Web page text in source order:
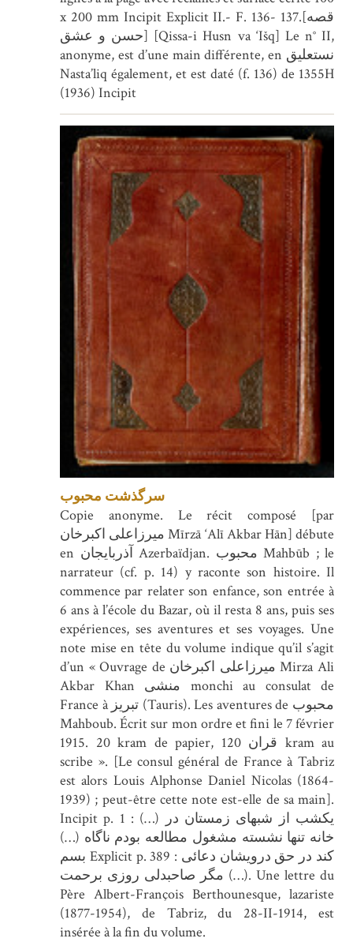
x 200 mm Incipit Explicit II.- F. 136- 137.[قصه
حسن و عشق] [Qissa-i Husn va ‘Išq] Le n° II,
anonyme, est d’une main différente, en نستعلیق
Nasta’liq également, et est daté (f. 136) de 1355H
(1936) Incipit
سرگذشت محبوب
Copie anonyme. Le récit composé [par
میرزاعلی اکبرخان Mīrzā ‘Alī Akbar Hān] débute
en آذربایجان Azerbaïdjan. محبوب Mahbūb ; le
narrateur (cf. p. 14) y raconte son histoire. Il
commence par relater son enfance, son entrée à
6 ans à l’école du Bazar, où il resta 8 ans, puis ses
expériences, ses aventures et ses voyages. Une
note mise en tête du volume indique qu’il s’agit
d’un « Ouvrage de میرزاعلی اکبرخان Mirza Ali
Akbar Khan منشی monchi au consulat de
France à تبریز (Tauris). Les aventures de محبوب
Mahboub. Écrit sur mon ordre et fini le 7 février
1915. 20 kram de papier, 120 قران kram au
scribe ». [Le consul général de France à Tabriz
est alors Louis Alphonse Daniel Nicolas (1864-
1939) ; peut-être cette note est-elle de sa main].
Incipit p. 1 : (…) يكشب از شبهاى زمستان در
خانه تنها نشسته مشغول مطالعه بودم ناگاه (…)
بسم Explicit p. 389 : كند در حق درويشان دعائى
مگر صاحبدلى روزى برحمت (…). Une lettre du
Père Albert-François Berthounesque, lazariste
(1877-1954), de Tabriz, du 28-II-1914, est
insérée à la fin du volume.